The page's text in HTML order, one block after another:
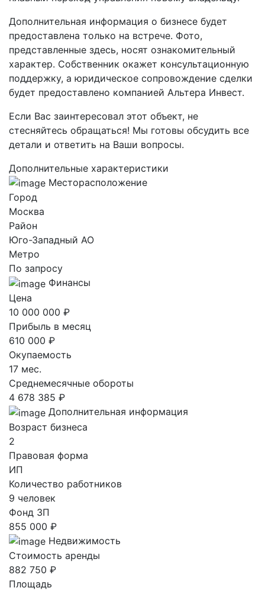
Дополнительная информация о бизнесе будет
предоставлена только на встрече. Фото,
представленные здесь, носят ознакомительный
характер. Собственник окажет консультационную
поддержку, а юридическое сопровождение сделки
будет предоставлено компанией Альтера Инвест.
Если Вас заинтересовал этот объект, не
стесняйтесь обращаться! Мы готовы обсудить все
детали и ответить на Ваши вопросы.
Дополнительные характеристики
Месторасположение
Город
Москва
Район
Юго-Западный AO
Метро
По запросу
Финансы
Цена
10 000 000 ₽
Прибыль в месяц
610 000 ₽
Окупаемость
17 мес.
Среднемесячные обороты
4 678 385 ₽
Дополнительная информация
Возраст бизнеса
2
Правовая форма
ИП
Количество работников
9 человек
Фонд ЗП
855 000 ₽
Недвижимость
Стоимость аренды
882 750 ₽
Площадь